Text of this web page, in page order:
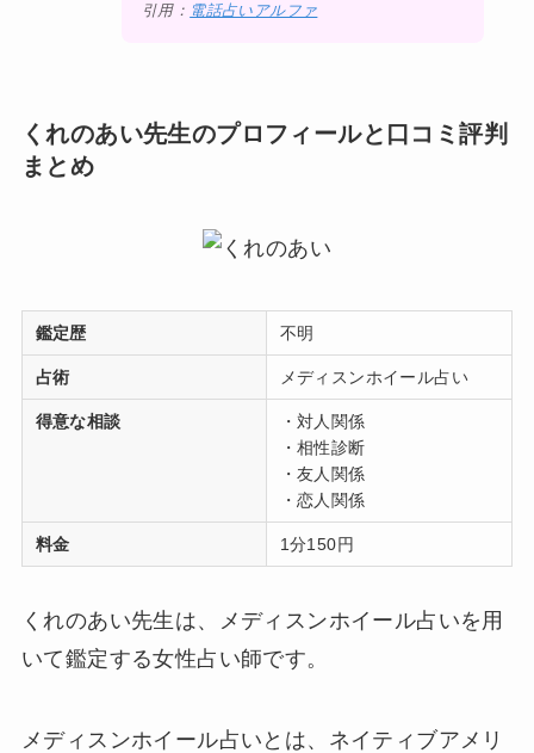
引用： 電話占いアルファ
くれのあい先生のプロフィールと口コミ評判
まとめ
鑑定歴 不明
占術 メディスンホイール占い
得意な相談
・対人関係
・相性診断
・友人関係
・恋人関係
料金 1分150円
くれのあい先生は、メディスンホイール占いを用
いて鑑定する女性占い師です。
メディスンホイール占いとは、ネイティブアメリ